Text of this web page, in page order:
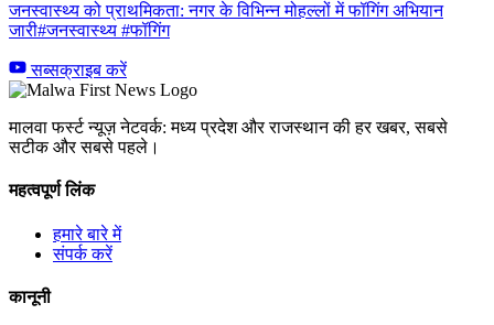
जनस्वास्थ्य को प्राथमिकता: नगर के विभिन्न मोहल्लों में फॉगिंग अभियान
जारी#जनस्वास्थ्य #फॉगिंग
सब्सक्राइब करें
मालवा फर्स्ट न्यूज़ नेटवर्क: मध्य प्रदेश और राजस्थान की हर खबर, सबसे
सटीक और सबसे पहले।
महत्वपूर्ण लिंक
हमारे बारे में
संपर्क करें
कानूनी